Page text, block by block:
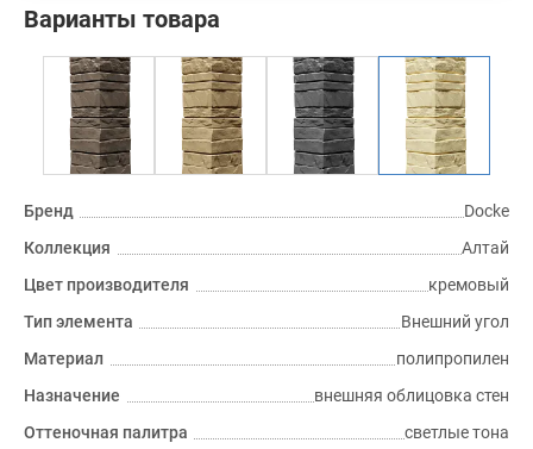
Варианты товара
Бренд
Docke
Коллекция
Алтай
Цвет производителя
кремовый
Тип элемента
Внешний угол
Материал
полипропилен
Назначение
внешняя облицовка стен
Оттеночная палитра
светлые тона